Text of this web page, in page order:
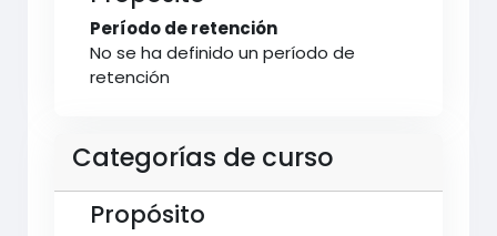
Período de retención
No se ha definido un período de
retención
Categorías de curso
Propósito